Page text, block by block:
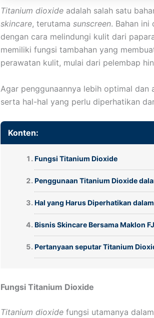
Titanium dioxide adalah salah satu
skincare, terutama sunscreen. Bahan
dengan cara melindungi kulit dari
memiliki fungsi tambahan yang
perawatan kulit, mulai dari pelembap
Agar penggunaannya lebih optimal dan
serta hal-hal yang perlu diperhatikan
Konten:
Fungsi Titanium Dioxide
Penggunaan Titanium Dioxide
Hal yang Harus Diperhatikan
Bisnis Skincare Bersama Maklon
Pertanyaan seputar Titanium
Fungsi Titanium Dioxide
Titanium dioxide fungsi utamanya